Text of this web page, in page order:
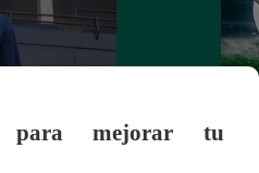
Sergio Peña
Torneo
para mejorar tu